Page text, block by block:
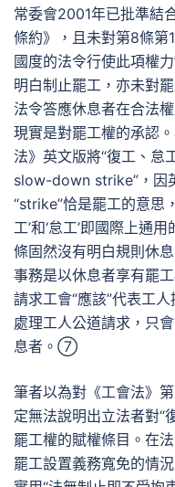
常委會2001年已批準結
條約》，且未對第8條第
國度的法令行使此項權
明白制止罷工，亦未對
法令答應休息者在合法
現實是對罷工權的承認
法》英文版將“復工、
slow-down strike”，因
“strike”恰是罷工的意思
工’和‘怠工’即國際上通
條固然沒有明白規則休
事務是以休息者享有罷
請求工會“應該”代表工
處理工人公道請求，只
息者。⑦
筆者以為對《工會法》
定無法說明出立法者對“
罷工權的賦權條目。在
罷工設置義務寬免的情